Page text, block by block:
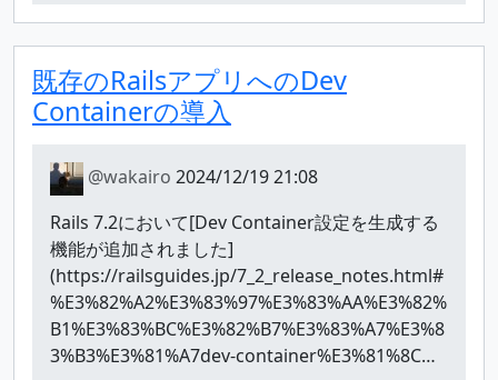
既存のRailsアプリへのDev
Containerの導入
@wakairo 2024/12/19 21:08
Rails 7.2において[Dev Container設定を生成する
機能が追加されました]
(https://railsguides.jp/7_2_release_notes.html#
%E3%82%A2%E3%83%97%E3%83%AA%E3%82%
B1%E3%83%BC%E3%82%B7%E3%83%A7%E3%8
3%B3%E3%81%A7dev-container%E3%81%8C…